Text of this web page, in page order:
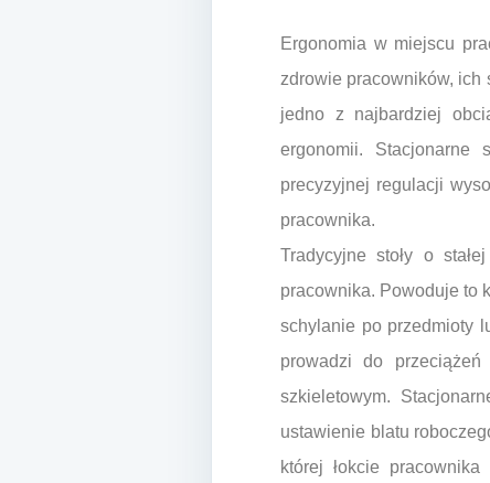
Ergonomia w miejscu
zdrowie pracowników, ich
jedno z najbardziej
ergonomii. Stacjonarne
precyzyjnej regulacji
pracownika.
Tradycyjne stoły o
pracownika. Powoduje to
schylanie po przedmioty
prowadzi do
szkieletowym.
ustawienie blatu
której łokcie